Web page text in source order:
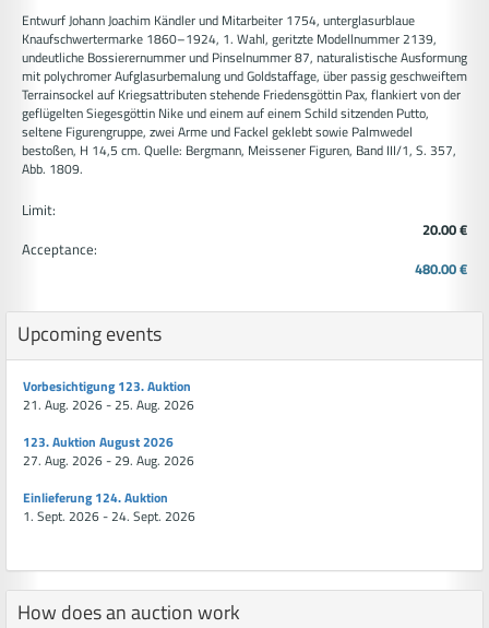
Entwurf Johann Joachim Kändler und Mitarbeiter 1754, unterglasurblaue
Knaufschwertermarke 1860–1924, 1. Wahl, geritzte Modellnummer 2139,
undeutliche Bossierernummer und Pinselnummer 87, naturalistische Ausformung
mit polychromer Aufglasurbemalung und Goldstaffage, über passig geschweiftem
Terrainsockel auf Kriegsattributen stehende Friedensgöttin Pax, flankiert von der
geflügelten Siegesgöttin Nike und einem auf einem Schild sitzenden Putto,
seltene Figurengruppe, zwei Arme und Fackel geklebt sowie Palmwedel
bestoßen, H 14,5 cm. Quelle: Bergmann, Meissener Figuren, Band III/1, S. 357,
Abb. 1809.
Limit:
20.00 €
Acceptance:
480.00 €
Upcoming events
Vorbesichtigung 123. Auktion
21. Aug. 2026 - 25. Aug. 2026
123. Auktion August 2026
27. Aug. 2026 - 29. Aug. 2026
Einlieferung 124. Auktion
1. Sept. 2026 - 24. Sept. 2026
How does an auction work